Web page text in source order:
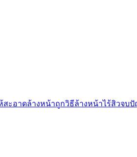
สะอาดล้างหน้าถูกวิธีล้างหน้าไร้สิวจบ